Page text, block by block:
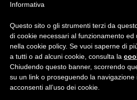
30020 Noventa di Piave (VE)
Mail: info@longatopianoforti.it
ORARI DEL NEGOZIO
©2016 Longato Pianoforti di Longato Jean Marie
VE 04300830272 -- REA : VE
Informativa
Questo sito o gli strumenti terzi da
di cookie necessari al funzionamento ed
nella cookie policy. Se vuoi saperne di
a tutti o ad alcuni cookie, consulta la
Chiudendo questo banner, scorrendo
su un link o proseguendo la navigazione
acconsenti all’uso dei cookie.